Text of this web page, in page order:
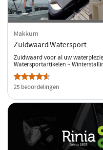
Makkum
Zuidwaard Watersport
Zuidwaard voor al uw
Watersportartikelen ~
25 beoordelingen